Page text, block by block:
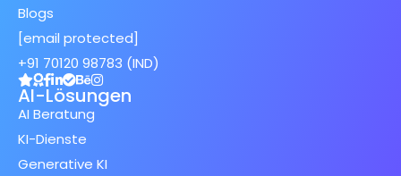
Blogs
[email protected]
+91 70120 98783 (IND)
AI-Lösungen
AI Beratung
KI-Dienste
Generative KI